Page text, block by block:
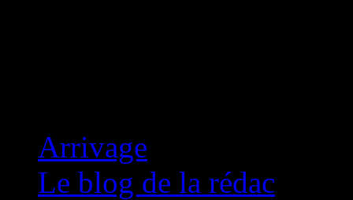
Arrivage
Le blog de la rédac